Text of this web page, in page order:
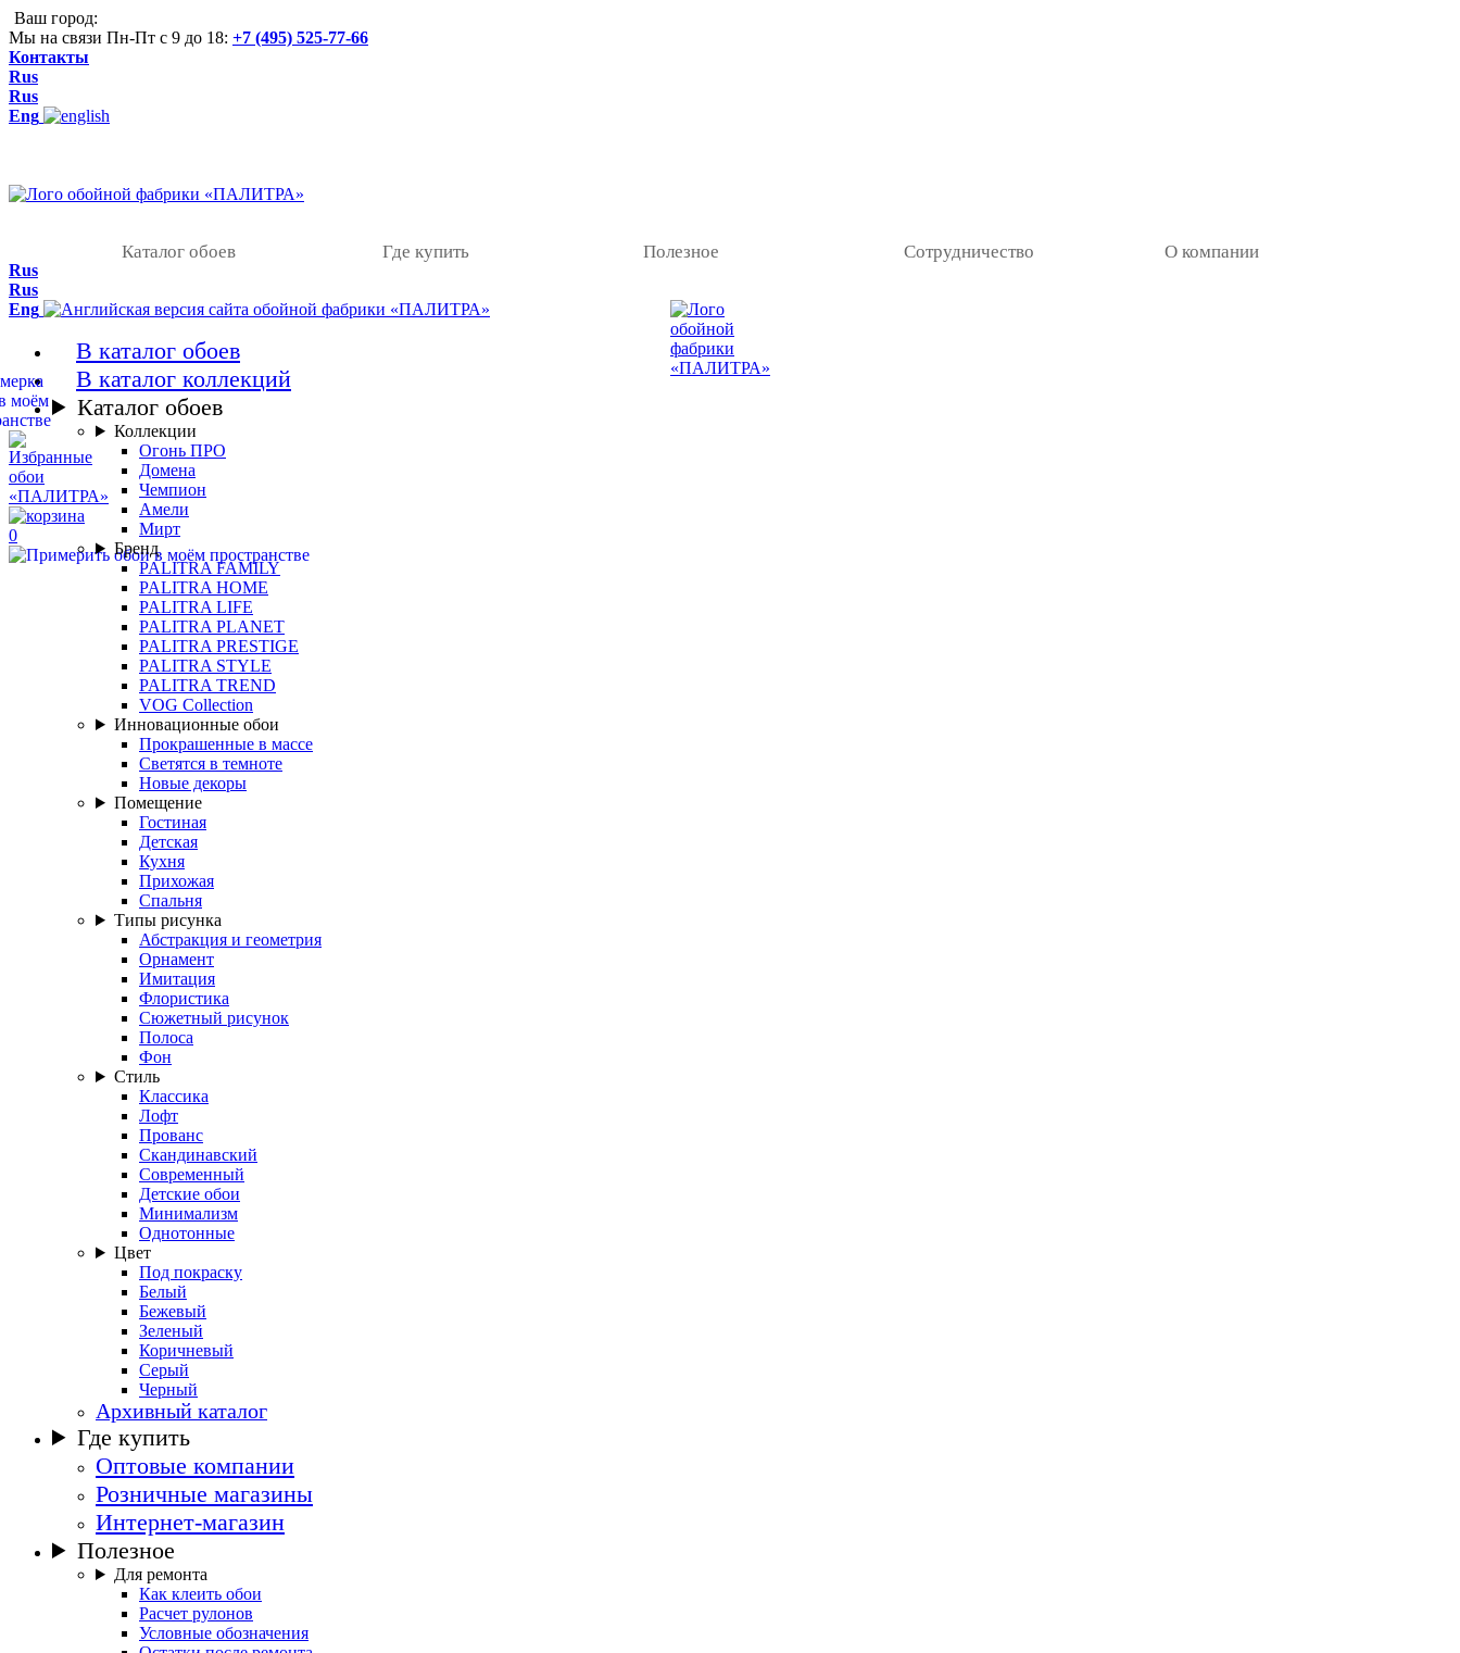
Ваш город:
Мы на связи Пн-Пт с 9 до 18: +7 (495) 525-77-66
Контакты
Rus
Rus
Eng
Каталог обоев Где купить Полезное Сотрудничество О компании
0
Rus
Rus
Eng
В каталог обоев
В каталог коллекций
Каталог обоев
Коллекции
Огонь ПРО
Домена
Чемпион
Амели
Мирт
Бренд
PALITRA FAMILY
PALITRA HOME
PALITRA LIFE
PALITRA PLANET
PALITRA PRESTIGE
PALITRA STYLE
PALITRA TREND
VOG Collection
Инновационные обои
Прокрашенные в массе
Светятся в темноте
Новые декоры
Помещение
Гостиная
Детская
Кухня
Прихожая
Спальня
Типы рисунка
Абстракция и геометрия
Орнамент
Имитация
Флористика
Сюжетный рисунок
Полоса
Фон
Стиль
Классика
Лофт
Прованс
Скандинавский
Современный
Детские обои
Минимализм
Однотонные
Цвет
Под покраску
Белый
Бежевый
Зеленый
Коричневый
Серый
Черный
Архивный каталог
Где купить
Оптовые компании
Розничные магазины
Интернет-магазин
Полезное
Для ремонта
Как клеить обои
Расчет рулонов
Условные обозначения